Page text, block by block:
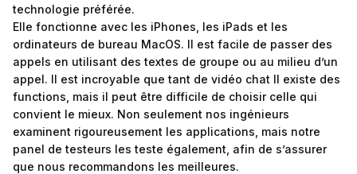
technologie préférée.
Elle fonctionne avec les iPhones, les iPads et les
ordinateurs de bureau MacOS. Il est facile de passer des
appels en utilisant des textes de groupe ou au milieu d’un
appel. Il est incroyable que tant de vidéo chat Il existe des
functions, mais il peut être difficile de choisir celle qui
convient le mieux. Non seulement nos ingénieurs
examinent rigoureusement les applications, mais notre
panel de testeurs les teste également, afin de s’assurer
que nous recommandons les meilleures.